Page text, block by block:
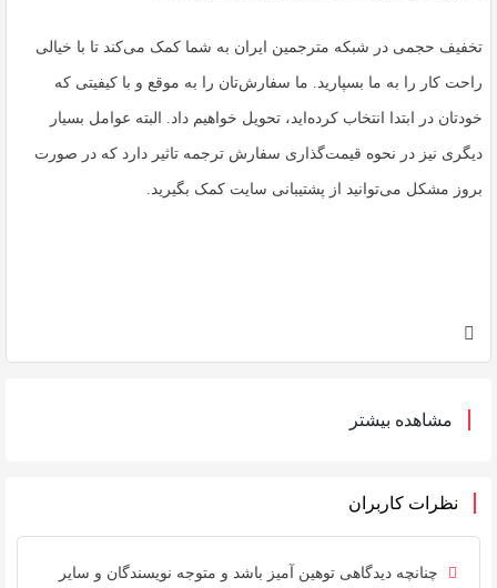
تخفیف حجمی در شبکه مترجمین ایران به شما کمک می‌کند تا با خیالی
راحت کار را به ما بسپارید. ما سفارش‌تان را به موقع و با کیفیتی که
خودتان در ابتدا انتخاب کرده‌اید، تحویل خواهیم داد. البته عوامل بسیار
دیگری نیز در نحوه قیمت‌گذاری سفارش ترجمه تاثیر دارد که در صورت
بروز مشکل می‌توانید از پشتیبانی سایت کمک بگیرید.
مشاهده بیشتر
نظرات کاربران
چنانچه دیدگاهی توهین آمیز باشد و متوجه نویسندگان و سایر